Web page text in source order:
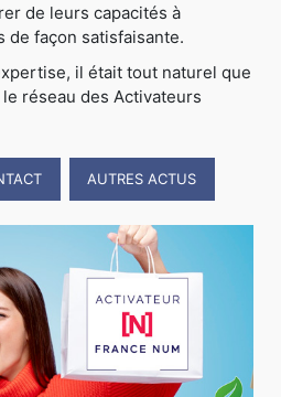
de leurs capacités à
de façon satisfaisante.
il était tout naturel que
réseau des Activateurs
AUTRES ACTUS